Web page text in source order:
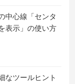
中心線「センタ
表示」の使い方
なツールヒント